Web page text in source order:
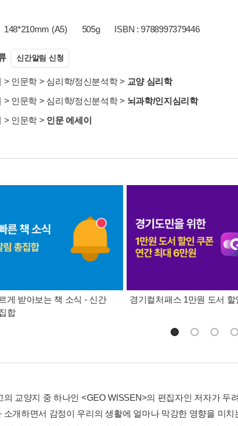
148*210mm (A5) 505g ISBN : 9788997379446
신간알림 신청
> 인문학 > 심리학/정신분석학> 교양 심리학
> 인문학 > 심리학/정신분석학> 뇌과학/인지심리학
> 인문학 > 인문 에세이
게 받아보는 책 소식 - 신간
합
경기컬처패스 1만원 도서 할
의 교양지 중 하나인 <GEO WISSEN>의 편집자인 저자가 두
소개하면서 감정이 우리의 생활에 얼마나 막강한 영향을 미